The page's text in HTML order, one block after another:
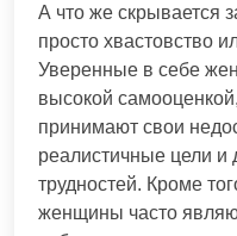
А что же скрывается
просто хвастовство
Уверенные в себе
высокой
принимают свои
реалистичные цели и
трудностей. Кроме
женщины часто